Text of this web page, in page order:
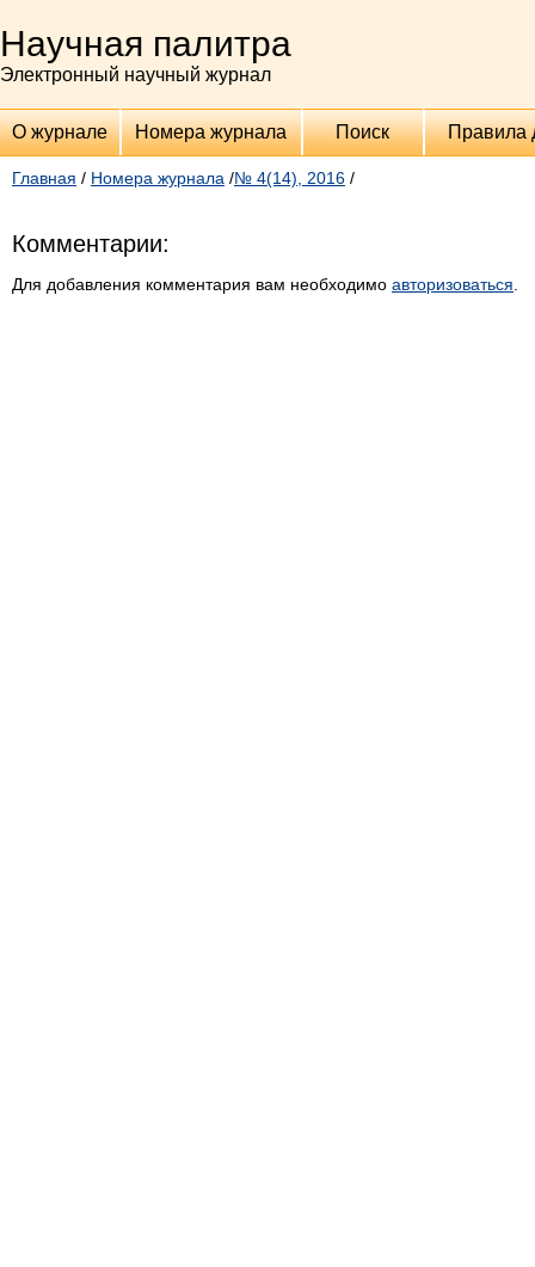
Научная палитра
Электронный научный журнал
О журнале Номера журнала Поиск Правила
Главная / Номера журнала /№ 4(14), 2016 /
Комментарии:
Для добавления комментария вам необходимо авторизоваться